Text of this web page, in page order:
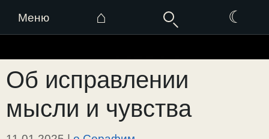
Меню ⌂ ☾
к
содержимому
Об исправлении
мысли и чувства